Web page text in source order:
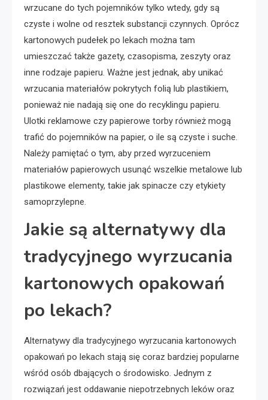
wrzucane do tych pojemników tylko wtedy, gdy są
czyste i wolne od resztek substancji czynnych. Oprócz
kartonowych pudełek po lekach można tam
umieszczać także gazety, czasopisma, zeszyty oraz
inne rodzaje papieru. Ważne jest jednak, aby unikać
wrzucania materiałów pokrytych folią lub plastikiem,
ponieważ nie nadają się one do recyklingu papieru.
Ulotki reklamowe czy papierowe torby również mogą
trafić do pojemników na papier, o ile są czyste i suche.
Należy pamiętać o tym, aby przed wyrzuceniem
materiałów papierowych usunąć wszelkie metalowe lub
plastikowe elementy, takie jak spinacze czy etykiety
samoprzylepne.
Jakie są alternatywy dla
tradycyjnego wyrzucania
kartonowych opakowań
po lekach?
Alternatywy dla tradycyjnego wyrzucania kartonowych
opakowań po lekach stają się coraz bardziej popularne
wśród osób dbających o środowisko. Jednym z
rozwiązań jest oddawanie niepotrzebnych leków oraz